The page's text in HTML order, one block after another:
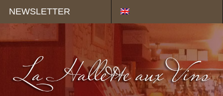
NEWSLETTER
Panneau de gestion des cookies